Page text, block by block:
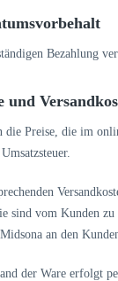
Bezahlung
und
die Preise, die im
sind vom Kunden
an den
der Ware erfolgt